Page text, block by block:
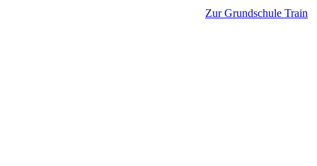
Zur Grundschule Train